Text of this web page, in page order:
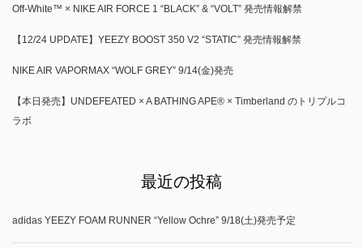
Off-White™ × NIKE AIR FORCE 1 “BLACK” & “VOLT” 発売情報解禁
【12/24 UPDATE】YEEZY BOOST 350 V2 “STATIC” 発売情報解禁
NIKE AIR VAPORMAX “WOLF GREY” 9/14(金)発売
【本日発売】UNDEFEATED × A BATHING APE® × Timberland のトリプルコ
ラボ
最近の投稿
adidas YEEZY FOAM RUNNER “Yellow Ochre” 9/18(土)発売予定